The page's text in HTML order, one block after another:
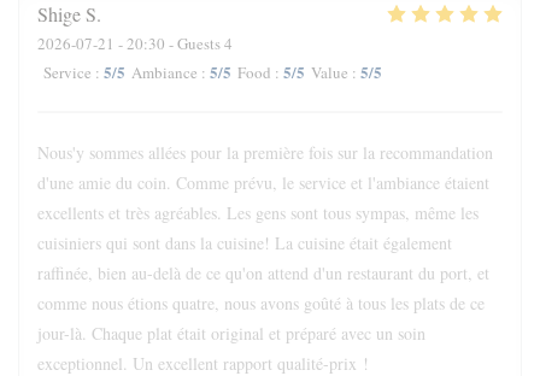
Shige S
2026-07-21 - 20:30 - Guests 4
Service : 5/5 Ambiance : 5/5 Food : 5/5 Value : 5/5
Nous'y sommes allées pour la première fois sur la recommandation
d'une amie du coin. Comme prévu, le service et l'ambiance étaient
excellents et très agréables. Les gens sont tous sympas, même les
cuisiniers qui sont dans la cuisine! La cuisine était également
raffinée, bien au-delà de ce qu'on attend d'un restaurant du port, et
comme nous étions quatre, nous avons goûté à tous les plats de ce
jour-là. Chaque plat était original et préparé avec un soin
exceptionnel. Un excellent rapport qualité-prix !